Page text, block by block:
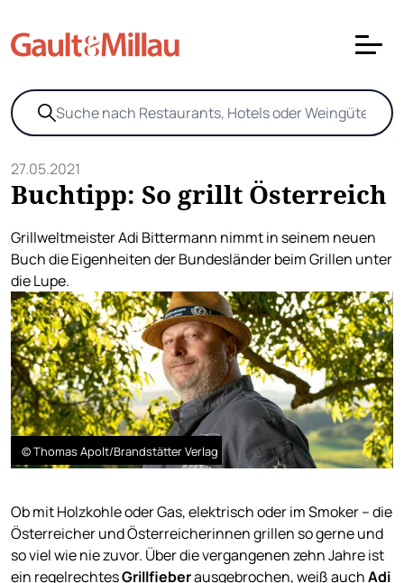
27.05.2021
Buchtipp: So grillt Österreich
Grillweltmeister Adi Bittermann nimmt in seinem neuen
Buch die Eigenheiten der Bundesländer beim Grillen unter
die Lupe.
© Thomas Apolt/Brandstätter Verlag
Ob mit Holzkohle oder Gas, elektrisch oder im Smoker – die
Österreicher und Österreicherinnen grillen so gerne und
so viel wie nie zuvor. Über die vergangenen zehn Jahre ist
ein regelrechtesGrillfieberausgebrochen, weiß auchAdi